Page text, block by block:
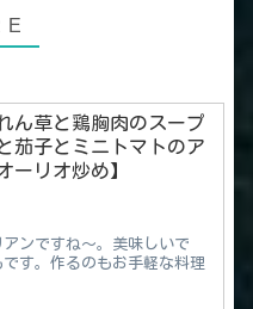
ん草と鶏胸肉のスープ
茄子とミニトマトのア
ーリオ炒め】
ンですね～。美味しいで
す。作るのもお手軽な料理